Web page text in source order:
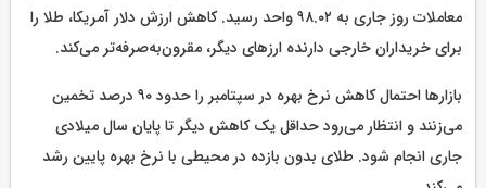
معاملات روز جاری به ۹۸.۰۲ واحد رسید. کاهش ارزش دلار آمریکا، طلا را
برای خریداران خارجی دارنده ارزهای دیگر، مقرون‌به‌صرفه‌تر می‌کند.
بازارها احتمال کاهش نرخ بهره در سپتامبر را حدود ۹۰ درصد تخمین
می‌زنند و انتظار می‌رود حداقل یک کاهش دیگر تا پایان سال میلادی
جاری انجام شود. طلای بدون بازده در محیطی با نرخ بهره پایین رشد